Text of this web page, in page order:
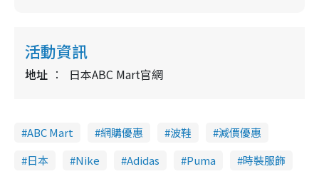
活動資訊
地址 日本ABC Mart官網
ABC Mart 網購優惠 波鞋
減價優惠
日本
Nike Adidas Puma 時裝服飾